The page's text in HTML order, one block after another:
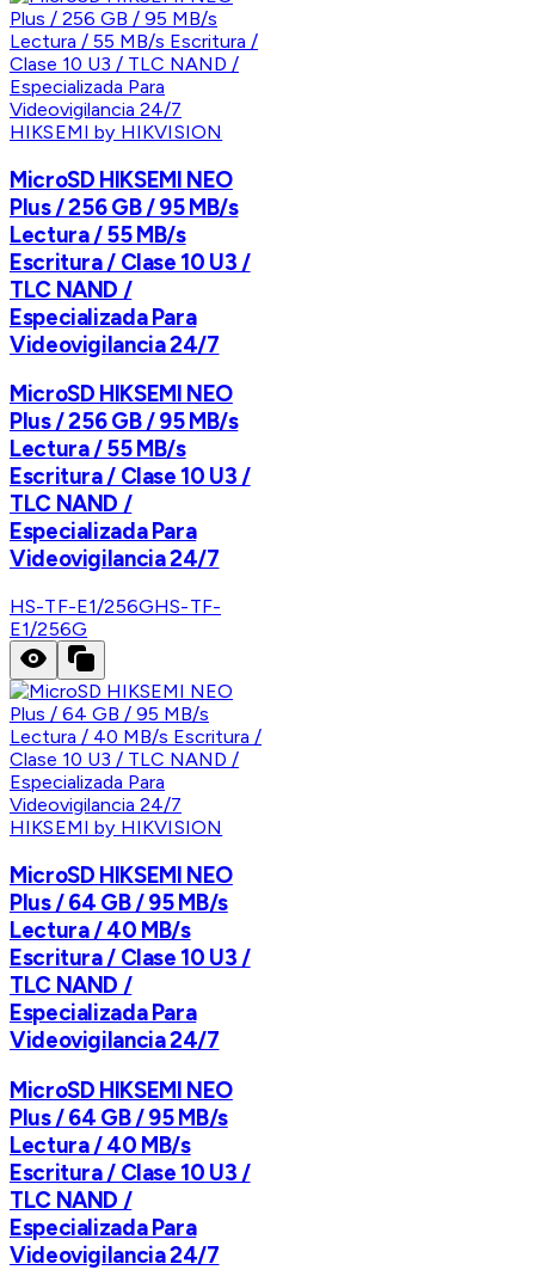
HIKSEMI by HIKVISION
MicroSD HIKSEMI NEO
Plus / 256 GB / 95 MB/s
Lectura / 55 MB/s
Escritura / Clase 10 U3 /
TLC NAND /
Especializada Para
Videovigilancia 24/7
MicroSD HIKSEMI NEO
Plus / 256 GB / 95 MB/s
Lectura / 55 MB/s
Escritura / Clase 10 U3 /
TLC NAND /
Especializada Para
Videovigilancia 24/7
HS-TF-E1/256GHS-TF-
E1/256G
HIKSEMI by HIKVISION
MicroSD HIKSEMI NEO
Plus / 64 GB / 95 MB/s
Lectura / 40 MB/s
Escritura / Clase 10 U3 /
TLC NAND /
Especializada Para
Videovigilancia 24/7
MicroSD HIKSEMI NEO
Plus / 64 GB / 95 MB/s
Lectura / 40 MB/s
Escritura / Clase 10 U3 /
TLC NAND /
Especializada Para
Videovigilancia 24/7